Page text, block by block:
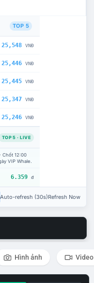
TOP 5
25,548 VNĐ
25,446 VNĐ
25,445 VNĐ
25,347 VNĐ
25,246 VNĐ
TOP 5 · LIVE
Chốt 12:00
VIP Whale.
6.359 đ
Auto-refresh (30s)Refresh Now
Hình ảnh Video